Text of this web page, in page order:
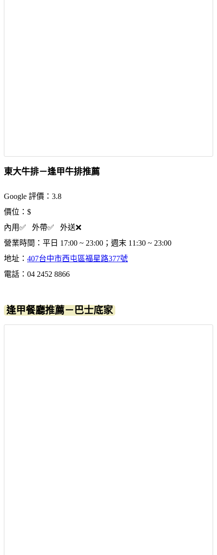
東大牛排－逢甲牛排推薦
Google 評價：3.8
價位：$
內用✅ 外帶✅ 外送❌
營業時間：平日 17:00 ~ 23:00；週末 11:30 ~ 23:00
地址： 407台中市西屯區福星路377號
電話：04 2452 8866
逢甲餐廳推薦－巴士底家